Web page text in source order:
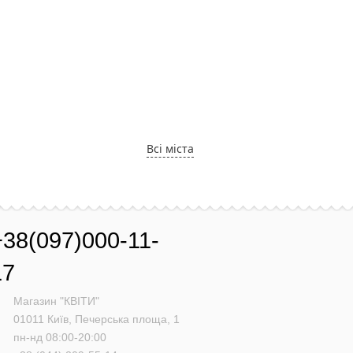
Всі міста
11-
Магазин "КВІТИ"
01011 Київ, Печерська площа, 1
пн-нд 08:00-20:00